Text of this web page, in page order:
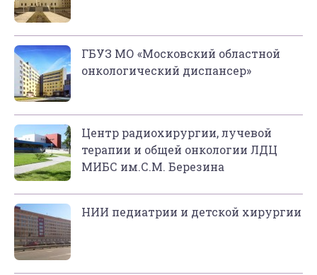
ГБУЗ МО «Московский областной
онкологический диспансер»
Центр радиохирургии, лучевой
терапии и общей онкологии ЛДЦ
МИБС им.С.М. Березина
НИИ педиатрии и детской хирургии